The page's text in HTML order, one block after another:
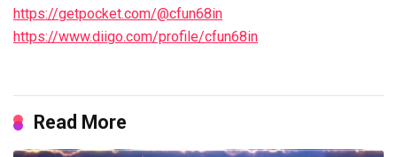
https://getpocket.com/@cfun68in
https://www.diigo.com/profile/cfun68in
Read More